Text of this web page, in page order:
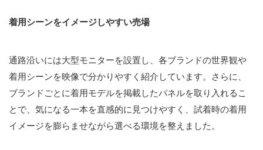
着用シーンをイメージしやすい売場
通路沿いには大型モニターを設置し、各ブランドの世界観や
着用シーンを映像で分かりやすく紹介しています。さらに、
ブランドごとに着用モデルを掲載したパネルを取り入れるこ
とで、気になる一本を直感的に見つけやすく、試着時の着用
イメージを膨らませながら選べる環境を整えました。